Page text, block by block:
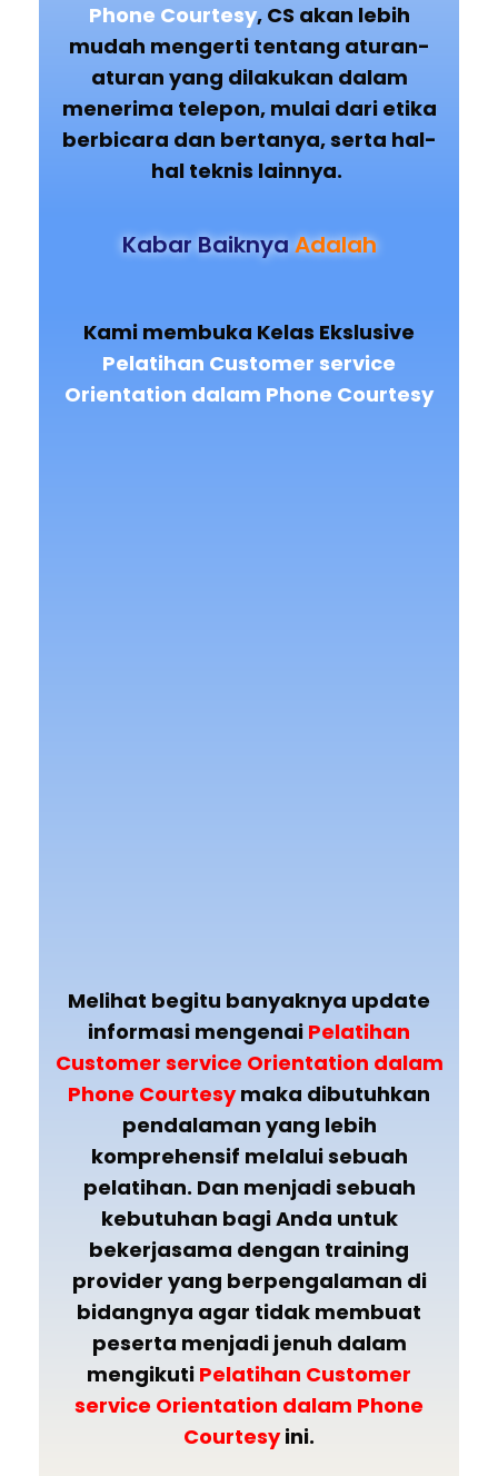
Phone Courtesy, CS akan lebih
mudah mengerti tentang aturan-
aturan yang dilakukan dalam
menerima telepon, mulai dari etika
berbicara dan bertanya, serta hal-
hal teknis lainnya.
Kabar BaiknyaAdalah
Kami membuka Kelas Ekslusive
Pelatihan Customer service
Orientation dalam Phone Courtesy
Melihat begitu banyaknya update
informasi mengenai Pelatihan
Customer service Orientation dalam
Phone Courtesymaka dibutuhkan
pendalaman yang lebih
komprehensif melalui sebuah
pelatihan. Dan menjadi sebuah
kebutuhan bagi Anda untuk
bekerjasama dengan training
provider yang berpengalaman di
bidangnya agar tidak membuat
peserta menjadi jenuh dalam
mengikuti Pelatihan Customer
service Orientation dalam Phone
Courtesyini.